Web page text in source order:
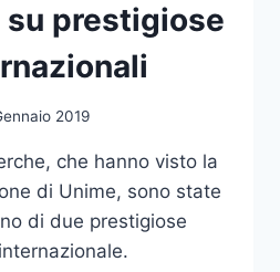
prestigiose
2019
che hanno visto la
di Unime, sono state
di due prestigiose